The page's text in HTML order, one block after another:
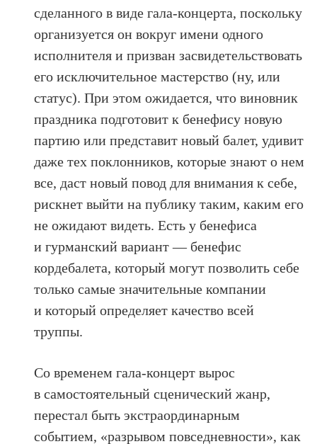
сделанного в виде гала-концерта, поскольку
организуется он вокруг имени одного
исполнителя и призван засвидетельствовать
его исключительное мастерство (ну, или
статус). При этом ожидается, что виновник
праздника подготовит к бенефису новую
партию или представит новый балет, удивит
даже тех поклонников, которые знают о нем
все, даст новый повод для внимания к себе,
рискнет выйти на публику таким, каким его
не ожидают видеть. Есть у бенефиса
и гурманский вариант — бенефис
кордебалета, который могут позволить себе
только самые значительные компании
и который определяет качество всей
труппы.
Со временем гала-концерт вырос
в самостоятельный сценический жанр,
перестал быть экстраординарным
событием, «разрывом повседневности», как